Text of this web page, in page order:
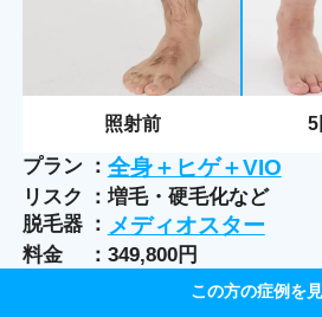
プラン 全身＋ヒゲ＋VIO
リスク
増毛・硬毛化など
脱毛器
メディオスター
料金 349,800円
この方の症例を
照射前 5